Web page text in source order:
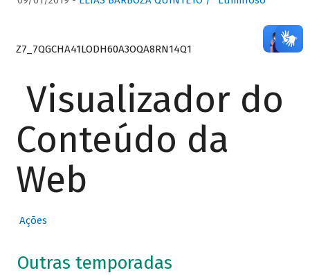
Z7_7QGCHA41LODH60A3OQA8RN14Q1
Visualizador do
Conteúdo da
Web
Ações
Outras temporadas